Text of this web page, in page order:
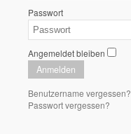
Passwort
Angemeldet bleiben
Anmelden
Benutzername vergessen?
Passwort vergessen?